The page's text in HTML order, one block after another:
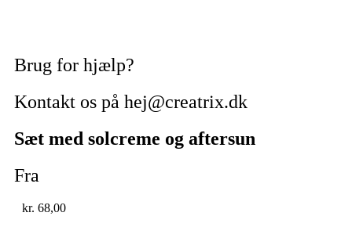
Brug for hjælp?
Kontakt os på hej@creatrix.dk
Sæt med solcreme og aftersun
Fra
kr. 68,00